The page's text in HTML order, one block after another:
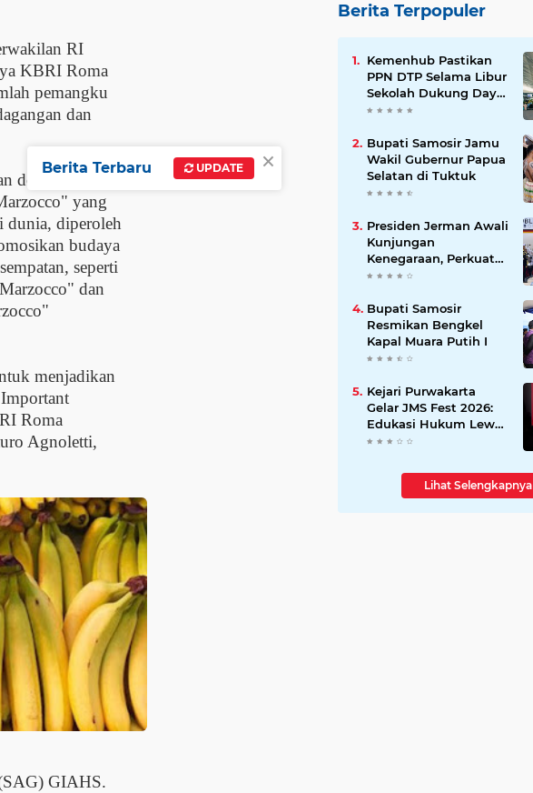
RI
KBRI Roma
pemangku
dan
dengan Massimo
yang
dunia, diperoleh
budaya
seperti
dan
menjadikan
Roma
Agnoletti,
GIAHS.
Berita Terpopuler
Kemenhub Pastikan
PPN DTP Selama Libur
Sekolah Dukung Daya
Beli Masyarakat
Bupati Samosir Jamu
Wakil Gubernur Papua
Selatan di Tuktuk
Presiden Jerman Awali
Kunjungan
Kenegaraan, Perkuat
Kemitraan Strategis
Bupati Samosir
Resmikan Bengkel
Kapal Muara Putih I
Kejari Purwakarta
Gelar JMS Fest 2026:
Edukasi Hukum Lewat
Kreativitas Pelajar
Lihat Selengkapnya
×
Berita Terbaru UPDATE